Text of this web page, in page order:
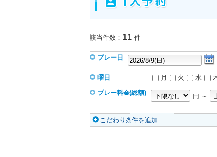
該当件数： 11 件
プレー日
曜日 月 火 水
プレー料金(総額) 円 ～
こだわり条件を追加